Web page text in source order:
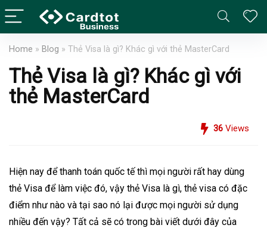
Home » Blog » Thẻ Visa là gì? Khác gì với thẻ MasterCard
Thẻ Visa là gì? Khác gì với
thẻ MasterCard
36 Views
Hiện nay để thanh toán quốc tế thì mọi người rất hay dùng
thẻ Visa để làm việc đó, vậy thẻ Visa là gì, thẻ visa có đặc
điểm như nào và tại sao nó lại được mọi người sử dụng
nhiều đến vậy? Tất cả sẽ có trong bài viết dưới đây của